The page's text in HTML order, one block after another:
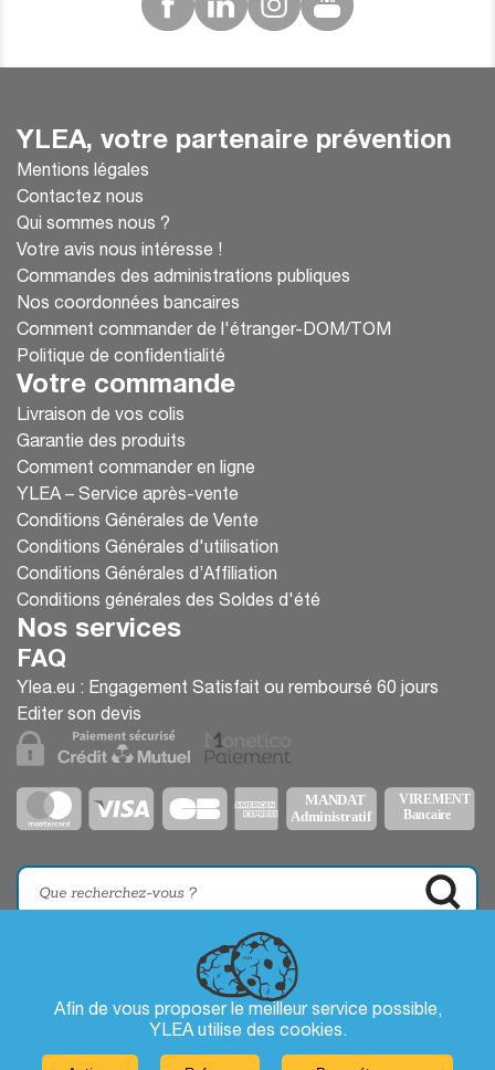
Afin de vous proposer le meilleur service possible,
YLEA utilise des cookies.
YLEA, votre partenaire prévention
Mentions légales
Contactez nous
Qui sommes nous ?
Votre avis nous intéresse !
Commandes des administrations publiques
Nos coordonnées bancaires
Comment commander de l'étranger-DOM/TOM
Politique de confidentialité
Votre commande
Livraison de vos colis
Garantie des produits
Comment commander en ligne
YLEA – Service après-vente
Conditions Générales de Vente
Conditions Générales d'utilisation
Conditions Générales d’Affiliation
Conditions générales des Soldes d'été
Nos services
FAQ
Ylea.eu : Engagement Satisfait ou remboursé 60 jours
Editer son devis